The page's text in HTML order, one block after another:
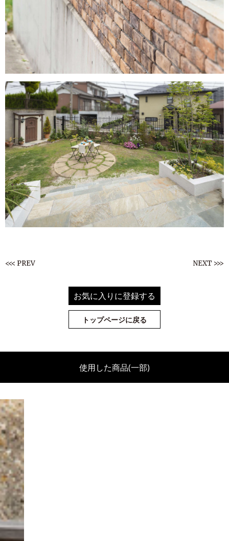
<<< PREV NEXT >>>
お気に入りに登録する
トップページに戻る
使用した商品(一部)